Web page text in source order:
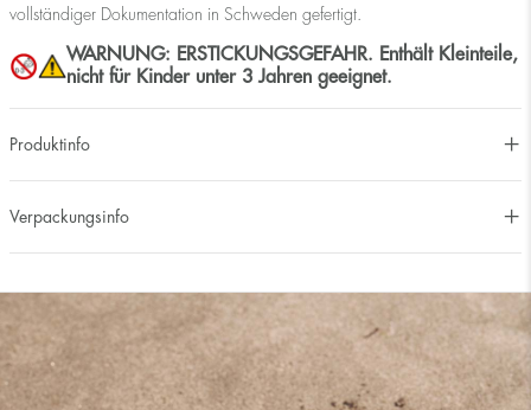
vollständiger Dokumentation in Schweden gefertigt.
WARNUNG: ERSTICKUNGSGEFAHR. Enthält Kleinteile,
nicht für Kinder unter 3 Jahren geeignet.
Produktinfo
Verpackungsinfo